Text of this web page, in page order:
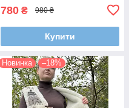
780 ₴ 980 ₴
Купити
Новинка –18%